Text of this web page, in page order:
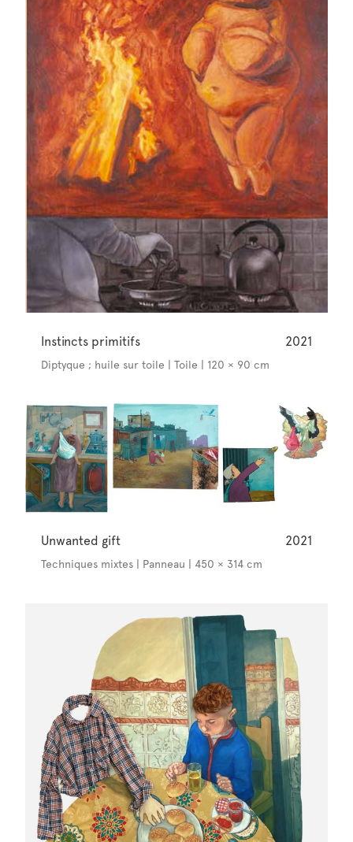
Instincts primitifs 2021
Diptyque ; huile sur toile | Toile | 120 × 90 cm
Unwanted gift 2021
Techniques mixtes | Panneau | 450 × 314 cm